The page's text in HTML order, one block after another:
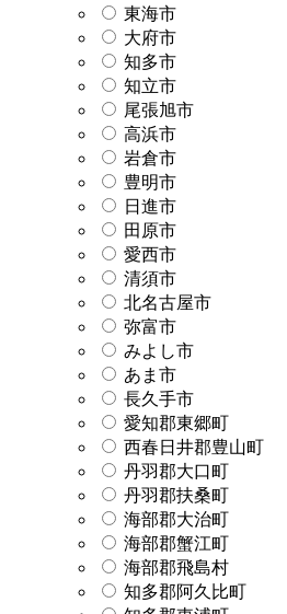
東海市
大府市
知多市
知立市
尾張旭市
高浜市
岩倉市
豊明市
日進市
田原市
愛西市
清須市
北名古屋市
弥富市
みよし市
あま市
長久手市
愛知郡東郷町
西春日井郡豊山町
丹羽郡大口町
丹羽郡扶桑町
海部郡大治町
海部郡蟹江町
海部郡飛島村
知多郡阿久比町